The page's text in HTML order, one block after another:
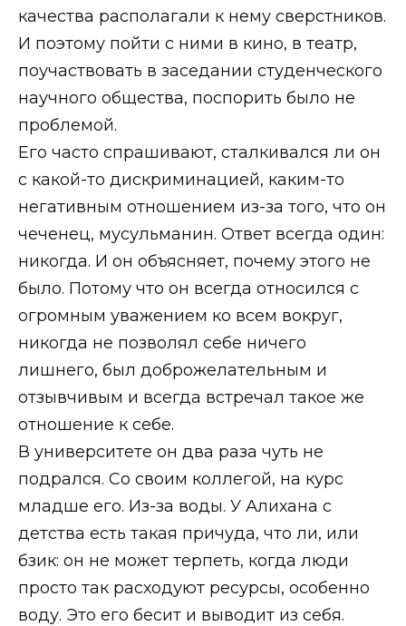
качества располагали к нему сверстников.
И поэтому пойти с ними в кино, в театр,
поучаствовать в заседании студенческого
научного общества, поспорить было не
проблемой.
Его часто спрашивают, сталкивался ли он
с какой-то дискриминацией, каким-то
негативным отношением из-за того, что он
чеченец, мусульманин. Ответ всегда один:
никогда. И он объясняет, почему этого не
было. Потому что он всегда относился с
огромным уважением ко всем вокруг,
никогда не позволял себе ничего
лишнего, был доброжелательным и
отзывчивым и всегда встречал такое же
отношение к себе.
В университете он два раза чуть не
подрался. Со своим коллегой, на курс
младше его. Из-за воды. У Алихана с
детства есть такая причуда, что ли, или
бзик: он не может терпеть, когда люди
просто так расходуют ресурсы, особенно
воду. Это его бесит и выводит из себя.